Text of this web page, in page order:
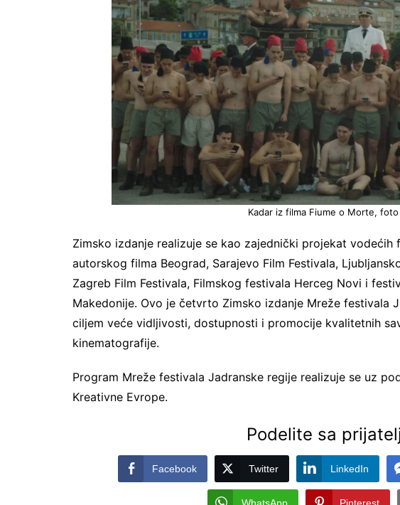
Kadar iz filma Fiume o Morte,
Zimsko izdanje realizuje se kao zajednički projekat vodećih
autorskog filma Beograd, Sarajevo Film Festivala,
Zagreb Film Festivala, Filmskog festivala Herceg Novi i
Makedonije. Ovo je četvrto Zimsko izdanje Mreže festivala
ciljem veće vidljivosti, dostupnosti i promocije kvalitetnih
kinematografije.
Program Mreže festivala Jadranske regije realizuje se uz
Kreativne Evrope.
Podelite sa
Facebook Twitter LinkedIn